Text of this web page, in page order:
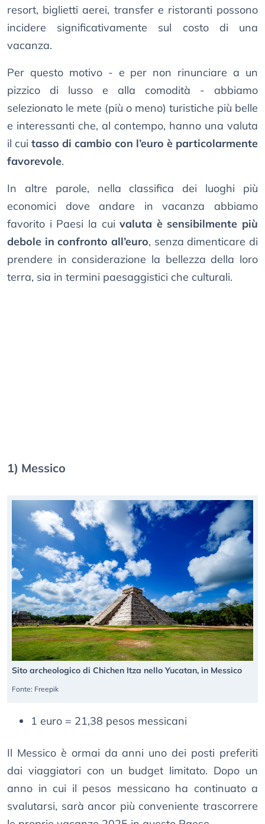
resort, biglietti aerei, transfer e ristoranti possono
incidere significativamente sul costo di una
vacanza.
Per questo motivo - e per non rinunciare a un
pizzico di lusso e alla comodità - abbiamo
selezionato le mete (più o meno) turistiche più belle
e interessanti che, al contempo, hanno una valuta
il cui tasso di cambio con l’euro è particolarmente
favorevole.
In altre parole, nella classifica dei luoghi più
economici dove andare in vacanza abbiamo
favorito i Paesi la cuivaluta è sensibilmente più
debole in confronto all’euro, senza dimenticare di
prendere in considerazione la bellezza della loro
terra, sia in termini paesaggistici che culturali.
1) Messico
Sito archeologico di Chichen Itza nello Yucatan, in Messico
Fonte: Freepik
1 euro = 21,38 pesos messicani
Il Messico è ormai da anni uno dei posti preferiti
dai viaggiatori con un budget limitato. Dopo un
anno in cui il pesos messicano ha continuato a
svalutarsi, sarà ancor più conveniente trascorrere